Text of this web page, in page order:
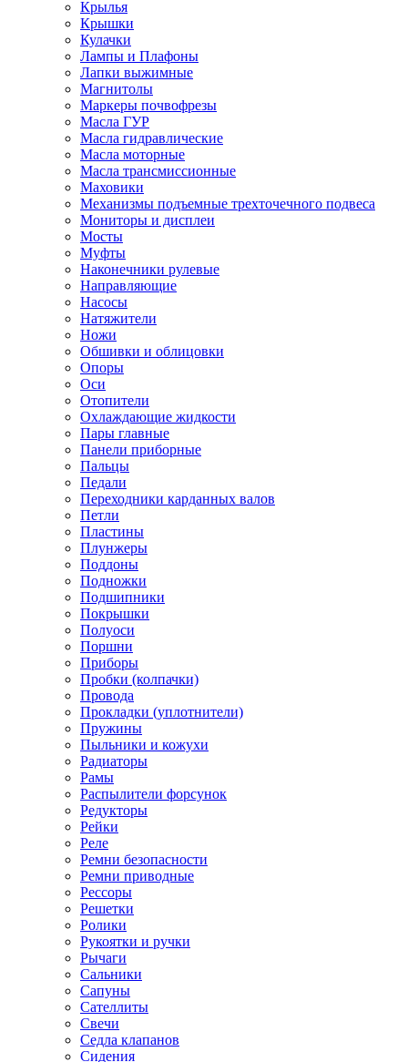
Крылья
Крышки
Кулачки
Лампы и Плафоны
Лапки выжимные
Магнитолы
Маркеры почвофрезы
Масла ГУР
Масла гидравлические
Масла моторные
Масла трансмиссионные
Маховики
Механизмы подъемные трехточечного подвеса
Мониторы и дисплеи
Мосты
Муфты
Наконечники рулевые
Направляющие
Насосы
Натяжители
Ножи
Обшивки и облицовки
Опоры
Оси
Отопители
Охлаждающие жидкости
Пары главные
Панели приборные
Пальцы
Педали
Переходники карданных валов
Петли
Пластины
Плунжеры
Поддоны
Подножки
Подшипники
Покрышки
Полуоси
Поршни
Приборы
Пробки (колпачки)
Провода
Прокладки (уплотнители)
Пружины
Пыльники и кожухи
Радиаторы
Рамы
Распылители форсунок
Редукторы
Рейки
Реле
Ремни безопасности
Ремни приводные
Рессоры
Решетки
Ролики
Рукоятки и ручки
Рычаги
Сальники
Сапуны
Сателлиты
Свечи
Седла клапанов
Сидения